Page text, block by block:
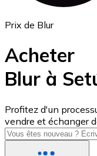
USD Coin
USDC
Prix de Blur
Acheter
Blur à
Profitez d'un
vendre et échanger